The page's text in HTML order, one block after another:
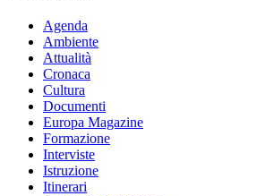
Agenda
Ambiente
Attualità
Cronaca
Cultura
Documenti
Europa Magazine
Formazione
Interviste
Istruzione
Itinerari